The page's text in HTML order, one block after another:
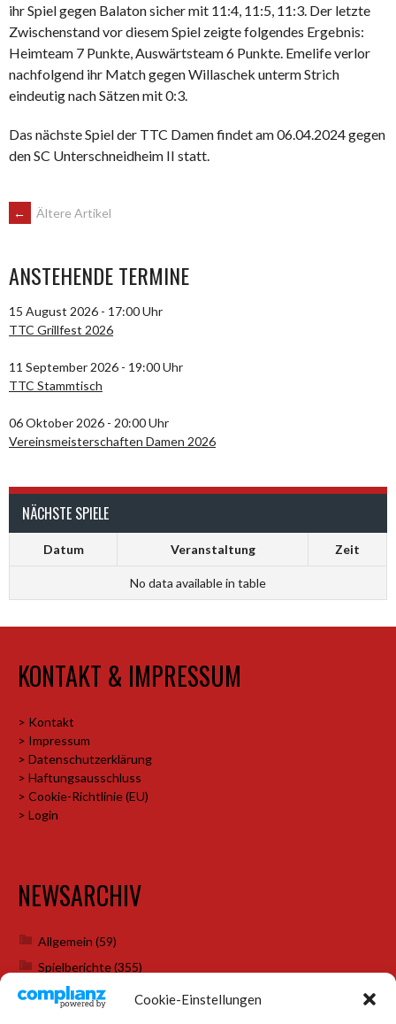
Cookie-Einstellungen
ihr Spiel gegen Balaton sicher mit 11:4, 11:5, 11:3. Der letzte
Zwischenstand vor diesem Spiel zeigte folgendes Ergebnis:
Heimteam 7 Punkte, Auswärtsteam 6 Punkte. Emelife verlor
nachfolgend ihr Match gegen Willaschek unterm Strich
eindeutig nach Sätzen mit 0:3.
Das nächste Spiel der TTC Damen findet am 06.04.2024 gegen
den SC Unterschneidheim II statt.
BEITRAGSNAVIGATION
← Ältere Artikel
ANSTEHENDE TERMINE
15 August 2026 - 17:00 Uhr
TTC Grillfest 2026
11 September 2026 - 19:00 Uhr
TTC Stammtisch
06 Oktober 2026 - 20:00 Uhr
Vereinsmeisterschaften Damen 2026
NÄCHSTE SPIELE
Datum Veranstaltung Zeit
No data available in table
KONTAKT & IMPRESSUM
> Kontakt
> Impressum
> Datenschutzerklärung
> Haftungsausschluss
> Cookie-Richtlinie (EU)
> Login
NEWSARCHIV
Allgemein (59)
Spielberichte(355)
Weihnachtsfeiern(7)